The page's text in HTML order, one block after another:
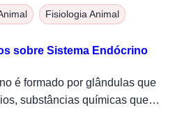
Fisiologia Animal
sobre Sistema Endócrino
é formado por glândulas que
substâncias químicas que